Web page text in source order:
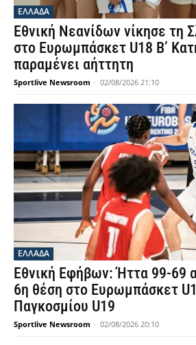
ΕΛΛΑΔΑ
Εθνική Νεανίδων νίκησε τη
στο Ευρωμπάσκετ U18 Β’
παραμένει αήττητη
Sportlive Newsroom - 02/08/2026 21:10
ΕΛΛΑΔΑ
Εθνική Εφήβων: Ήττα 99-69
6η θέση στο Ευρωμπάσκετ
Παγκοσμίου U19
Sportlive Newsroom - 02/08/2026 20:10